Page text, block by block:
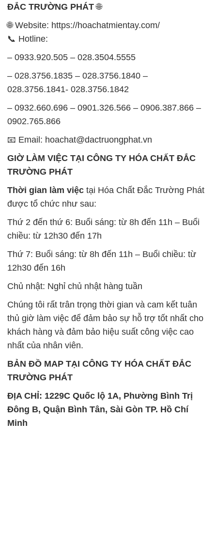
ĐẮC TRƯỜNG PHÁT🌐
🌐 Website: https://hoachatmientay.com/
📞 Hotline:
– 0933.920.505 – 028.3504.5555
– 028.3756.1835 – 028.3756.1840 –
028.3756.1841- 028.3756.1842
– 0932.660.696 – 0901.326.566 – 0906.387.866 –
0902.765.866
📧 Email: hoachat@dactruongphat.vn
GIỜ LÀM VIỆC TẠI CÔNG TY HÓA CHẤT ĐẮC
TRƯỜNG PHÁT
Thời gian làm việc tại Hóa Chất Đắc Trường Phát
được tổ chức như sau:
Thứ 2 đến thứ 6: Buổi sáng: từ 8h đến 11h – Buổi
chiều: từ 12h30 đến 17h
Thứ 7: Buổi sáng: từ 8h đến 11h – Buổi chiều: từ
12h30 đến 16h
Chủ nhật: Nghỉ chủ nhật hàng tuần
Chúng tôi rất trân trọng thời gian và cam kết tuân
thủ giờ làm việc để đảm bảo sự hỗ trợ tốt nhất cho
khách hàng và đảm bảo hiệu suất công việc cao
nhất của nhân viên.
BẢN ĐỒ MAP TẠI CÔNG TY HÓA CHẤT ĐẮC
TRƯỜNG PHÁT
ĐỊA CHỈ: 1229C Quốc lộ 1A, Phường Bình Trị
Đông B, Quận Bình Tân, Sài Gòn TP. Hồ Chí
Minh